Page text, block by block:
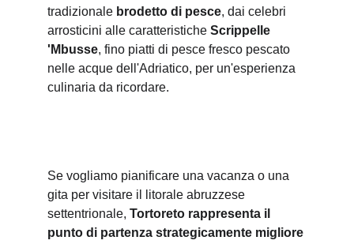
tradizionale brodetto di pesce, dai celebri
arrosticini alle caratteristiche Scrippelle
'Mbusse, fino piatti di pesce fresco pescato
nelle acque dell'Adriatico, per un'esperienza
culinaria da ricordare.
Se vogliamo pianificare una vacanza o una
gita per visitare il litorale abruzzese
settentrionale, Tortoreto rappresenta il
punto di partenza strategicamente migliore